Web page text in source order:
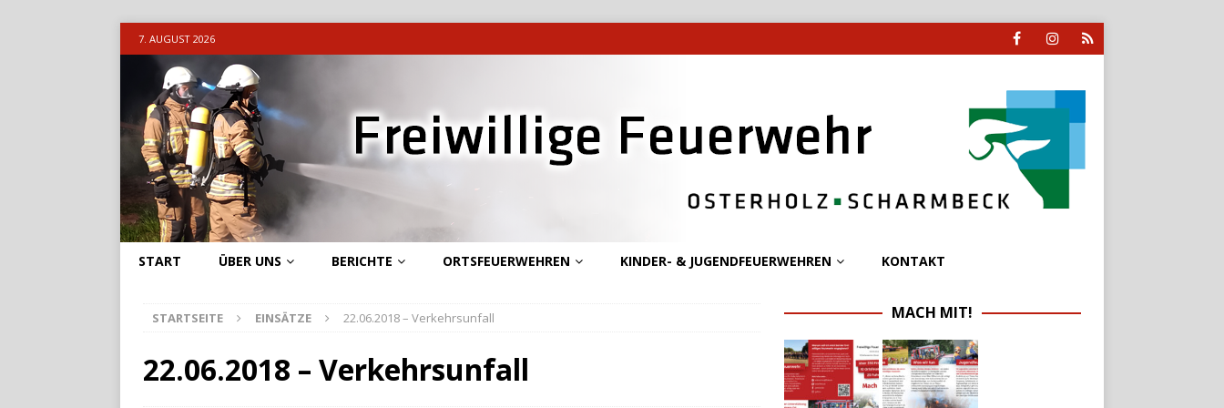
7. AUGUST 2026
START ÜBER UNS BERICHTE ORTSFEUERWEHREN KINDER- & JUGENDFEUERWEHREN KONTAKT
STARTSEITE EINSÄTZE 22.06.2018 – Verkehrsunfall
22.06.2018 – Verkehrsunfall
MACH MIT!